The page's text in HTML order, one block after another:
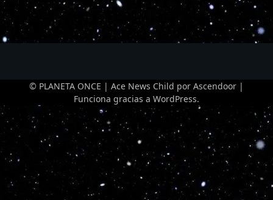
© PLANETA ONCE | Ace News Child por Ascendoor |
Funciona gracias a WordPress.
Optimized by Seraphinite Accelerator
Turns on site high speed to be attractive for people and search engines.